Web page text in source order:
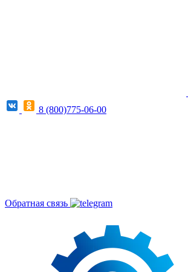
8 (800)775-06-00
Обратная связь